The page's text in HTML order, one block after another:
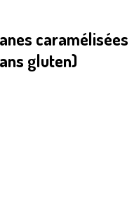
caramélisées
gluten)